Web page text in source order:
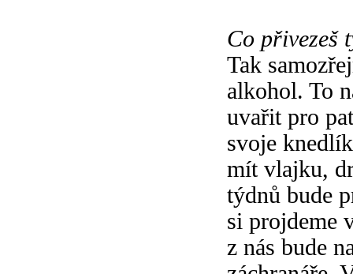
Co přivezeš
Tak
alkohol. To
uvařit pro
svoje
mít vlajku,
týdnů bude
si projdeme
z nás bude